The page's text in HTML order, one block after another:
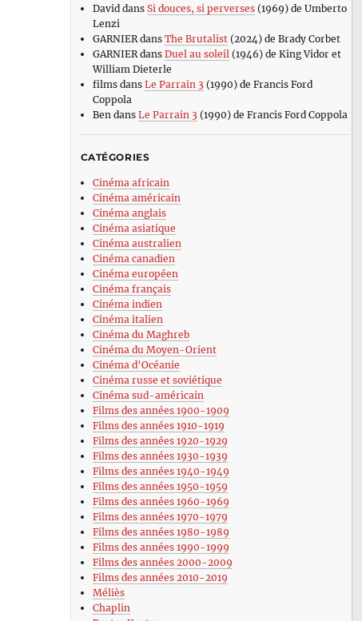
Daviddans Si douces, si perverses(1969) de Umberto
Lenzi
GARNIERdans The Brutalist(2024) de Brady Corbet
GARNIERdans Duel au soleil (1946) de King Vidor et
William Dieterle
filmsdans Le Parrain 3 (1990) de Francis Ford
Coppola
Ben dans Le Parrain 3 (1990) de Francis Ford Coppola
CATÉGORIES
Cinéma africain
Cinéma américain
Cinéma anglais
Cinéma asiatique
Cinéma australien
Cinéma canadien
Cinéma européen
Cinéma français
Cinéma indien
Cinéma italien
Cinéma du Maghreb
Cinéma du Moyen-Orient
Cinéma d’Océanie
Cinéma russe et soviétique
Cinéma sud-américain
Films des années 1900-1909
Films des années 1910-1919
Films des années 1920-1929
Films des années 1930-1939
Films des années 1940-1949
Films des années 1950-1959
Films des années 1960-1969
Films des années 1970-1979
Films des années 1980-1989
Films des années 1990-1999
Films des années 2000-2009
Films des années 2010-2019
Méliès
Chaplin